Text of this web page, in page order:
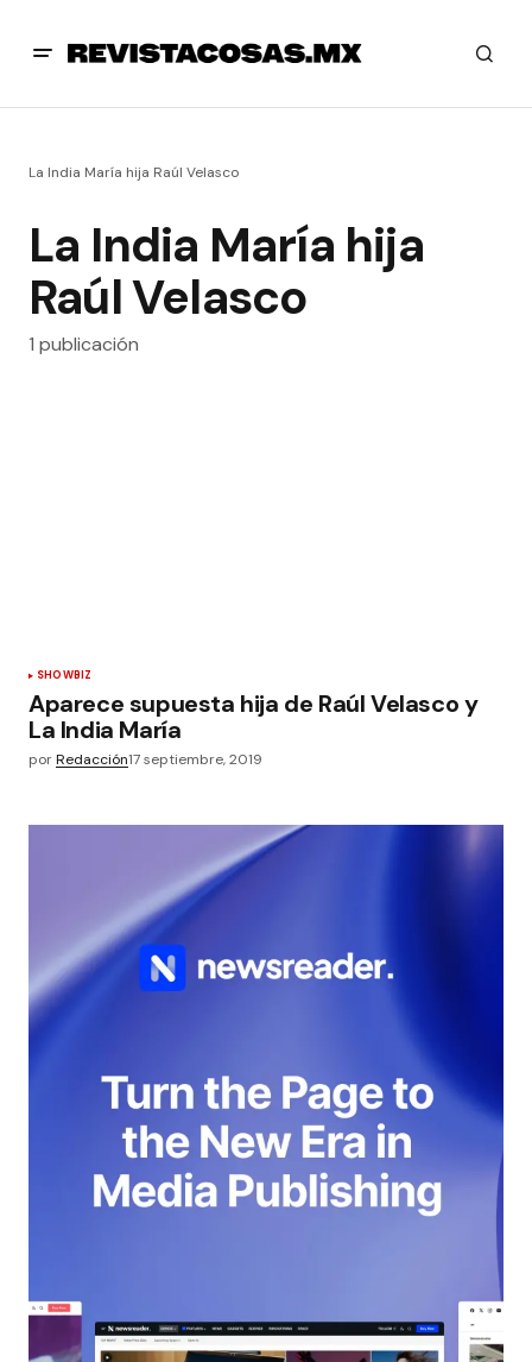
La India María hija Raúl Velasco
La India María hija
Raúl Velasco
1 publicación
SHOWBIZ
Aparece supuesta hija de Raúl Velasco y
La India María
porRedacción17 septiembre, 2019